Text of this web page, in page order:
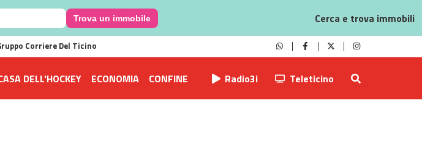
Trova un immobile Cerca e trova immobili
Corriere Del Ticino
DELL'HOCKEY ECONOMIA CONFINE Radio3i Teleticino